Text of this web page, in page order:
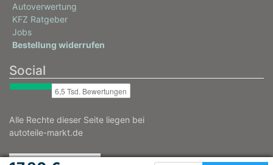
Autoverwertung
KFZ Ratgeber
Jobs
Bestellung widerrufen
Social
Alle Rechte dieser Seite liegen bei
autoteile-markt.de